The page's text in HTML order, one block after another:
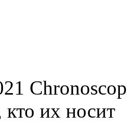
кто их носит